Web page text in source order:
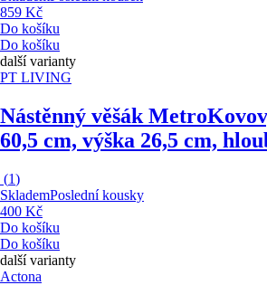
859 Kč
Do košíku
Do košíku
další varianty
PT LIVING
Nástěnný věšák Metro
60,5 cm, výška 26,5 cm,
(1)
SklademPoslední kousky
400 Kč
Do košíku
Do košíku
další varianty
Actona